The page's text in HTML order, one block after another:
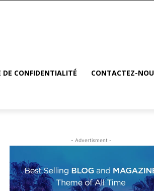
DE CONFIDENTIALITÉ CONTACTEZ-
- Advertisment -